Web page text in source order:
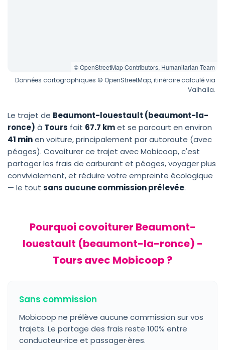
© OpenStreetMap Contributors, Humanitarian Team
Données cartographiques © OpenStreetMap, itinéraire calculé via
Valhalla.
Le trajet de Beaumont-louestault (beaumont-la-
ronce) à Tours fait 67.7 kmet se parcourt en environ
41 minen voiture, principalement par autoroute (avec
péages). Covoiturer ce trajet avec Mobicoop, c'est
partager les frais de carburant et péages, voyager plus
convivialement, et réduire votre empreinte écologique
— le tout sans aucune commission prélevée.
Pourquoi covoiturer Beaumont-
louestault (beaumont-la-ronce) -
Tours avec Mobicoop ?
Sans commission
Mobicoop ne prélève aucune commission sur vos
trajets. Le partage des frais reste 100% entre
conducteur·rice et passager·ères.